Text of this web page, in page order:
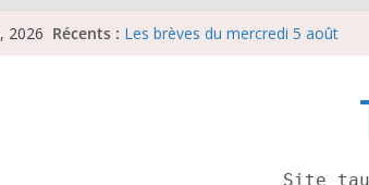
2026 Récents : Les brèves du mercredi 5 août
Site